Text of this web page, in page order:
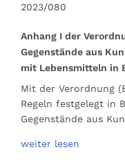
2023/080
Anhang I der
Gegenstände aus
mit Lebensmitteln in
Mit der Verordnung
Regeln festgelegt in
Gegenstände aus
weiter lesen